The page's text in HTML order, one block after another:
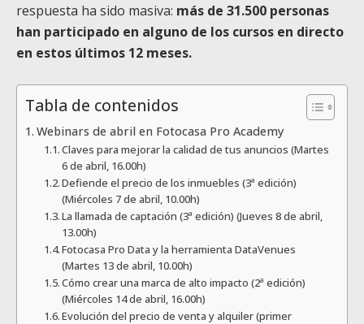
respuesta ha sido masiva: más de 31.500 personas
han participado en alguno de los cursos en directo
en estos últimos 12 meses.
Tabla de contenidos
Webinars de abril en Fotocasa Pro Academy
Claves para mejorar la calidad de tus anuncios (Martes
6 de abril, 16.00h)
Defiende el precio de los inmuebles (3ª edición)
(Miércoles 7 de abril, 10.00h)
La llamada de captación (3ª edición) (Jueves 8 de abril,
13.00h)
Fotocasa Pro Data y la herramienta DataVenues
(Martes 13 de abril, 10.00h)
Cómo crear una marca de alto impacto (2ª edición)
(Miércoles 14 de abril, 16.00h)
Evolución del precio de venta y alquiler (primer